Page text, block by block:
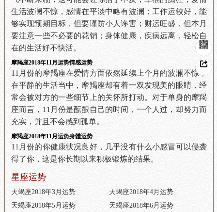
生活波澜不惊，感情在平淡中略有波澜；工作运较好，能
够实现预期目标，但要谨防小人谗害；财运旺盛，但本月
要注意一些不必要的花销；身体健康，疾病远离，轻松自
在的生活好不快活。
摩羯座2018年11月运势情感运势
11月份的摩羯座在爱情方面依然延续上个月的波澜不惊，
在平静的生活当中，摩羯座却有着一双发现美的眼睛，经
常会被对方的一些细节上的关怀所打动。对于单身的摩羯
座而言，11月份是酝酿自己的时间，一个人过，却努力而
充实，并且不会感到孤单。
摩羯座2018年11月运势身體运势
11月份的你健康状况良好，几乎没有什么小感冒可以侵袭
得了你，这是你长期以来积极锻炼的结果。
星座运势
天蝎座2018年3月运势
天蝎座2018年4月运势
天蝎座2018年5月运势
天蝎座2018年6月运势